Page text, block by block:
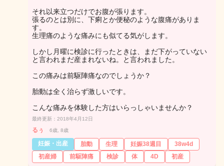
それ以来立つだけでお腹が張ります。
張るのとは別に、下痢とか便秘のような腹痛がありま
す。
生理痛のような痛みにも似てる気がします。
しかし月曜に検診に行ったときは、まだ下がっていない
と言われまだ産まれないね。と言われました。
この痛みは前駆陣痛なのでしょうか？
胎動は全く治らず激しいです。
こんな痛みを体験した方はいらっしゃいませんか？
最終更新：2018年4月12日
るぅ 6歳, 8歳
妊娠・出産 胎動 生理 妊娠38週目
38w4d
初産婦
前駆陣痛 検診 体 4D 初産